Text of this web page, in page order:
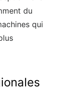
du
qui